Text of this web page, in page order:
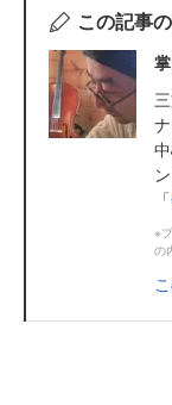
この記事
「
※
の